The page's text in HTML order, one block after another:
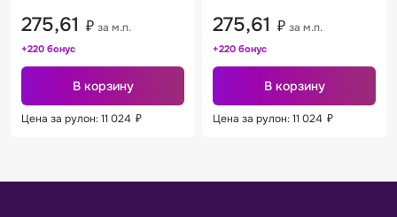
275,61 ₽ за м.п.
+220 бонус
В корзину
Цена за рулон: 11 024 ₽
275,61 ₽ за м.п.
+220 бонус
В корзину
Цена за рулон: 11 024 ₽